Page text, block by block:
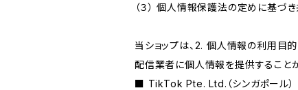
（３） 個人情報保護法の定めに基づ
当ショップは、2. 個人情報の利用目
配信業者に個人情報を提供することが
■ TikTok Pte. Ltd.（シンガポール）